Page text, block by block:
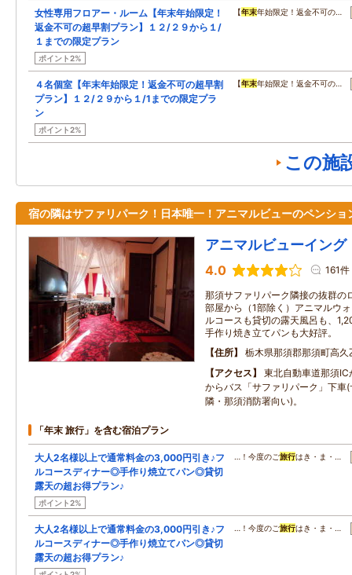
女性専用フロアー・ルーム【年末年始限定！
返金不可の超早割プラン】１２/２９から１/
１までの限定プラン
ポイント2%
【年末年始限定！返金不可の…
４名個室【年末年始限定！返金不可の超早割
プラン】１２/２９から１/1までの限定プラ
ン
ポイント2%
【年末年始限定！返金不可の…
この施
宿の隣はサファリパーク！日本唯一！アニマルビューのペンショ
アニマルビューイン
4.0 161件
那須サファリパーク隣接の抜群の
部屋から（1部除く）アニマルウ
ルコースも貸切の露天風呂も、
手作り焼き立てパンも大好評。
住所
栃木県那須郡那須町高
アクセス
東北自動車道那須
からバス「サファリパーク」下車
隣・那須消防署向い)。
「年末 旅行」を含む宿泊プラン
大人2名様以上で通常料金の3,000円引き♪フ
ルコースディナー◎手作り焼立てパン◎貸切
露天の超お得プラン♪
ポイント2%
…！今度のご旅行はき・ま・…
大人2名様以上で通常料金の3,000円引き♪フ
ルコースディナー◎手作り焼立てパン◎貸切
露天の超お得プラン♪
…！今度のご旅行はき・ま・…